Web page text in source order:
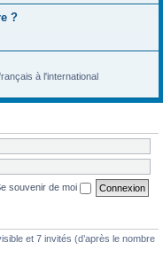
?
à l'international
souvenir de moi
et 7 invités (d’après le nombre